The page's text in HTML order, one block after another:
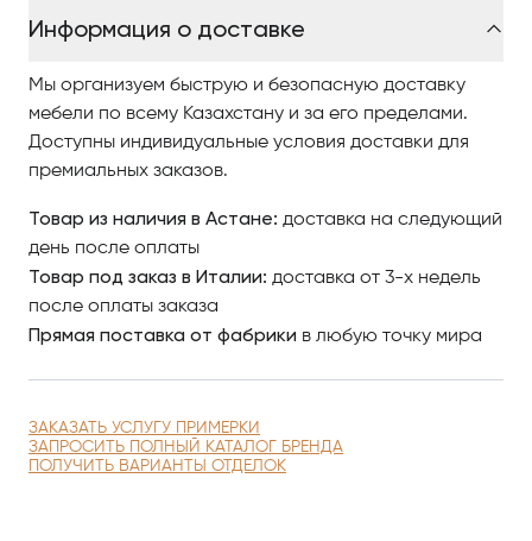
Информация о доставке
Мы организуем быструю и безопасную доставку
мебели по всему Казахстану и за его пределами.
Доступны индивидуальные условия доставки для
премиальных заказов.
Товар из наличия в Астане: доставка на следующий
день после оплаты
Товар под заказ в Италии: доставка от 3-х недель
после оплаты заказа
Прямая поставка от фабрики в любую точку мира
ЗАКАЗАТЬ УСЛУГУ ПРИМЕРКИ
ЗАПРОСИТЬ ПОЛНЫЙ КАТАЛОГ БРЕНДА
ПОЛУЧИТЬ ВАРИАНТЫ ОТДЕЛОК